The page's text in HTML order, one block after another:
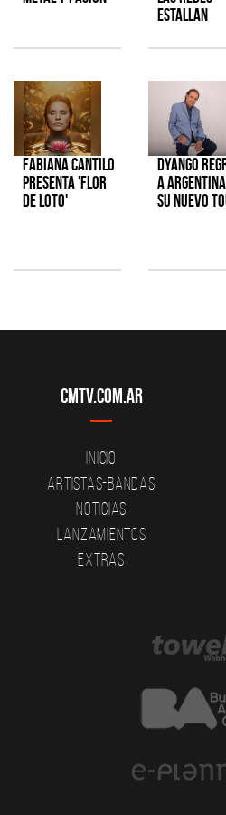
estallan
Fabiana Cantilo
presenta 'Flor
de Loto'
Dyango
a
su nuevo
CMTV.com.ar
Inicio
Artistas-Bandas
Noticias
Lanzamientos
Extras